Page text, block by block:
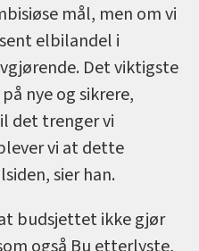
mål, men om vi
elbilandel i
Det viktigste
nye og sikrere,
det trenger vi
vi at dette
sier han.
budsjettet ikke gjør